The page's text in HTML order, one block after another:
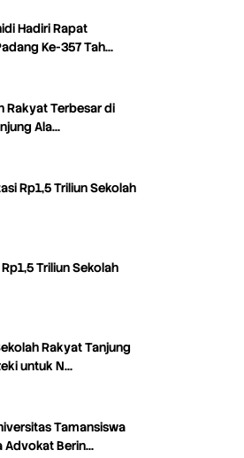
Hadiri Rapat
Ke-357 Tah…
Rakyat Terbesar di
Ala…
Rp1,5 Triliun Sekolah
Triliun Sekolah
Rakyat Tanjung
untuk N…
Tamansiswa
Advokat Berin…